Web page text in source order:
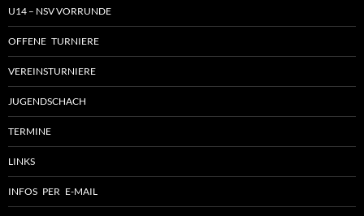
U14 – NSV VORRUNDE
OFFENE TURNIERE
VEREINSTURNIERE
JUGENDSCHACH
TERMINE
LINKS
INFOS PER E-MAIL